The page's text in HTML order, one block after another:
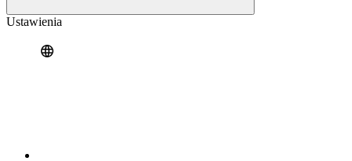
Ustawienia